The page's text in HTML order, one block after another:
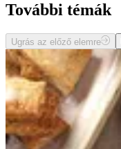
További témák
Ugrás az előző elemre